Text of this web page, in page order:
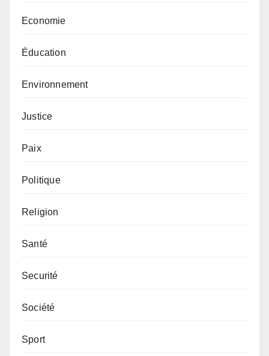
Economie
Éducation
Environnement
Justice
Paix
Politique
Religion
Santé
Securité
Société
Sport